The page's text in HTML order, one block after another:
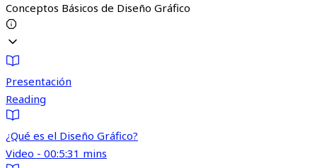
Conceptos Básicos de Diseño Gráfico
Presentación
Reading
¿Qué es el Diseño Gráfico?
Video - 00:5:31 mins